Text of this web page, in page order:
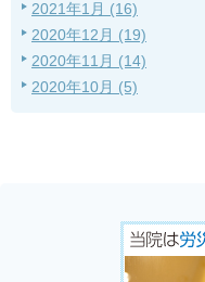
2021年1月 (16)
2020年12月 (19)
2020年11月 (14)
2020年10月 (5)